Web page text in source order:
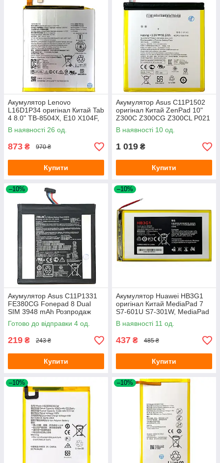
Акумулятор Lenovo
L16D1P34 оригінал Китай Tab
4 8.0" TB-8504X, E10 X104F,
4 Plus 8704X
В наявності 26 од.
873 ₴ 970 ₴
Купити
Акумулятор Asus C11P1502
оригінал Китай ZenPad 10"
Z300C Z300CG Z300CL P021
4750mAh
В наявності 10 од.
1 019 ₴
Купити
–10%
Акумулятор Asus C11P1331
FE380CG Fonepad 8 Dual
SIM 3948 mAh Розпродаж
Готово до відправки 4 од.
219 ₴ 243 ₴
Купити
–10%
Акумулятор Huawei HB3G1
оригінал Китай MediaPad 7
S7-601U S7-301W, MediaPad
T1 7.0 T1-701u, MediaPad T3
7.0 BG2-U01 4000 mAh
В наявності 11 од.
437 ₴ 485 ₴
Купити
–10% –10%